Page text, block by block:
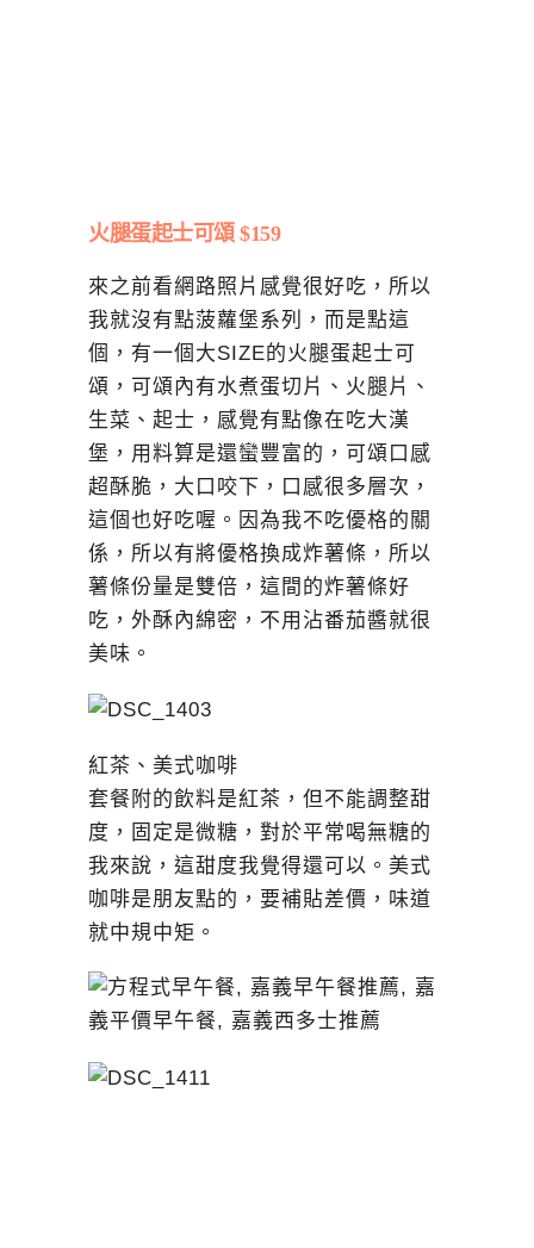
火腿蛋起士可頌 $159
來之前看網路照片感覺很好吃，所以
我就沒有點菠蘿堡系列，而是點這
個，有一個大SIZE的火腿蛋起士可
頌，可頌內有水煮蛋切片、火腿片、
生菜、起士，感覺有點像在吃大漢
堡，用料算是還蠻豐富的，可頌口感
超酥脆，大口咬下，口感很多層次，
這個也好吃喔。因為我不吃優格的關
係，所以有將優格換成炸薯條，所以
薯條份量是雙倍，這間的炸薯條好
吃，外酥內綿密，不用沾番茄醬就很
美味。
紅茶、美式咖啡
套餐附的飲料是紅茶，但不能調整甜
度，固定是微糖，對於平常喝無糖的
我來說，這甜度我覺得還可以。美式
咖啡是朋友點的，要補貼差價，味道
就中規中矩。